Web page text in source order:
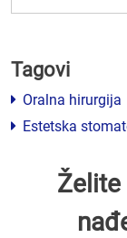
Tagovi
Oralna hirurgija
Estetska
Želite